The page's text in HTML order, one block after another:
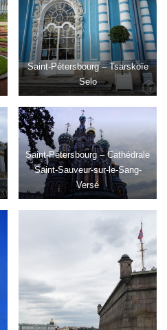
Saint-Pétersbourg – Tsarskoïe
Selo
Saint-Pétersbourg – Cathédrale
Saint-Sauveur-sur-le-Sang-
Versé